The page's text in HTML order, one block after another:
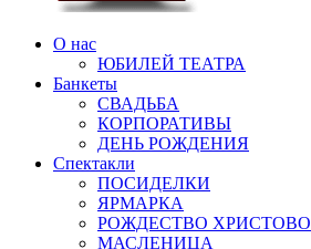
О нас
ЮБИЛЕЙ ТЕАТРА
Банкеты
СВАДЬБА
КОРПОРАТИВЫ
ДЕНЬ РОЖДЕНИЯ
Спектакли
ПОСИДЕЛКИ
ЯРМАРКА
РОЖДЕСТВО ХРИСТОВО
МАСЛЕНИЦА